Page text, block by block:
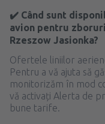
✔️ Când sunt
avion pentru
Rzeszow Jasionka?
Ofertele liniilor
Pentru a vă ajuta să
monitorizăm în mod
vă activați Alerta de
bune tarife.